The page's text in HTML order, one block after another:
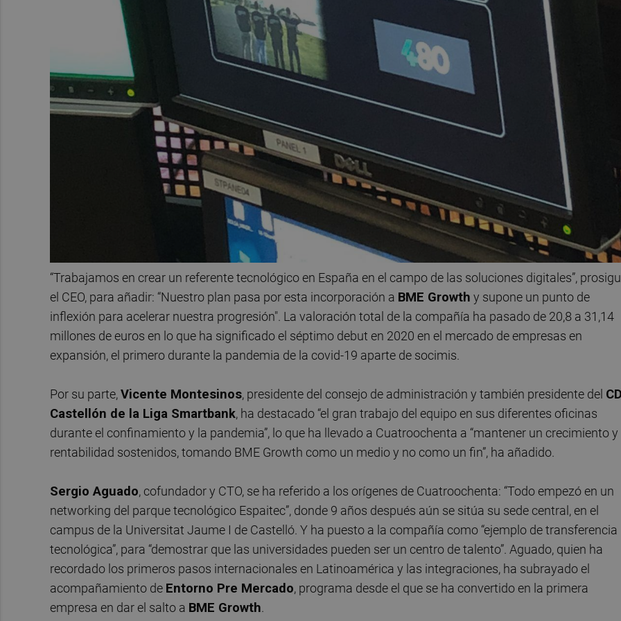
“Trabajamos en crear un referente tecnológico en España en el campo de las soluciones digitales”,
el CEO, para añadir: “Nuestro plan pasa por esta incorporación a BME Growth y supone un punto de
inflexión para acelerar nuestra progresión". La valoración total de la compañía ha pasado de 20,8 a 31,14
millones de euros en lo que ha significado el séptimo debut en 2020 en el mercado de empresas en
expansión, el primero durante la pandemia de la covid-19 aparte de socimis.
Por su parte,Vicente Montesinos, presidente del consejo de administración y también presidente del
Castellón de la Liga Smartbank, ha destacado “el gran trabajo del equipo en sus diferentes oficinas
durante el confinamiento y la pandemia”, lo que ha llevado a Cuatroochenta a “mantener un crecimiento y
rentabilidad sostenidos, tomando BME Growth como un medio y no como un fin”, ha añadido.
Sergio Aguado, cofundador y CTO, se ha referido a los orígenes de Cuatroochenta: “Todo empezó en un
networking del parque tecnológico Espaitec”, donde 9 años después aún se sitúa su sede central, en el
campus de la Universitat Jaume I de Castelló. Y ha puesto a la compañía como “ejemplo de transferencia
tecnológica”, para “demostrar que las universidades pueden ser un centro de talento”. Aguado, quien ha
recordado los primeros pasos internacionales en Latinoamérica y las integraciones, ha subrayado el
acompañamiento de Entorno Pre Mercado, programa desde el que se ha convertido en la primera
empresa en dar el salto a BME Growth.